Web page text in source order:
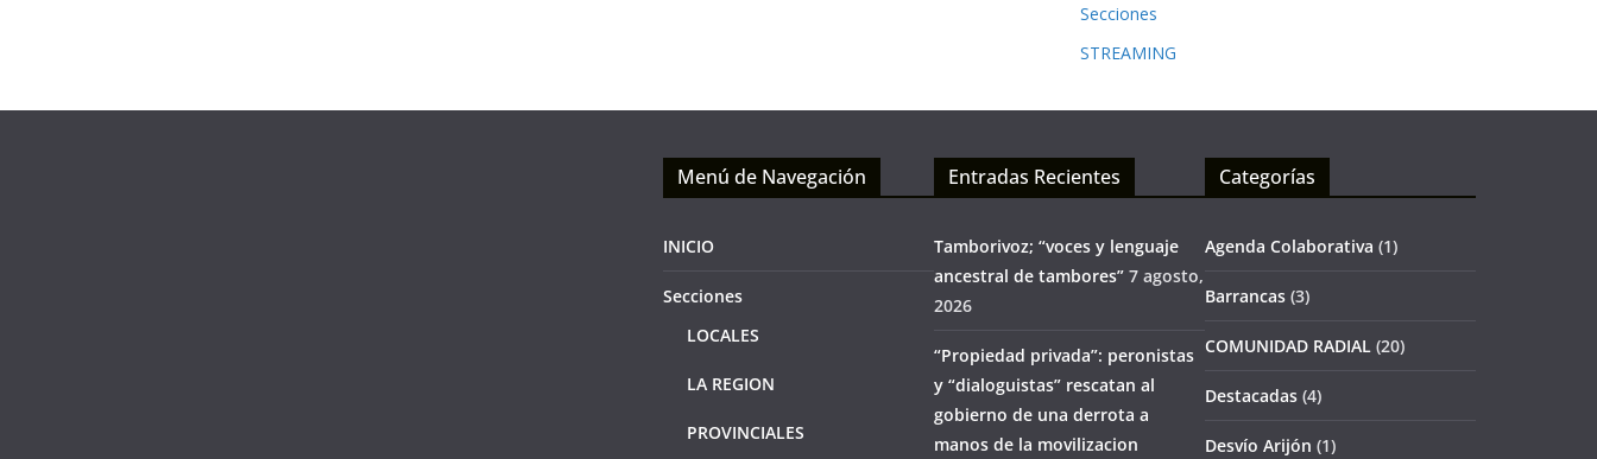
Secciones
STREAMING
Menú de Navegación
INICIO
Secciones
LOCALES
LA REGION
PROVINCIALES
Entradas Recientes
Tamborivoz; “voces y lenguaje
ancestral de tambores” 7 agosto,
2026
“Propiedad privada”: peronistas
y “dialoguistas” rescatan al
gobierno de una derrota a
manos de la movilizacion
Categorías
Agenda Colaborativa (1)
Barrancas (3)
COMUNIDAD RADIAL (20)
Destacadas (4)
Desvío Arijón (1)